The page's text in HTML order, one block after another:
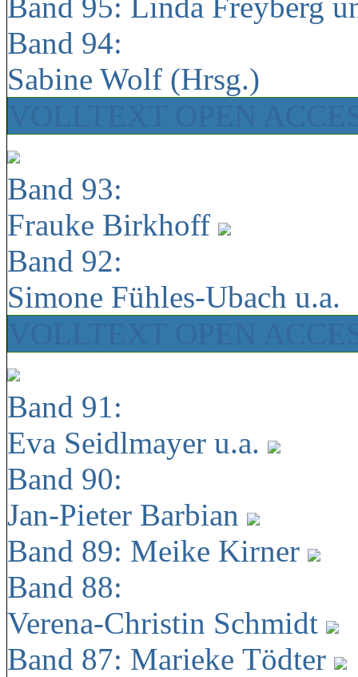
Band 94:
Sabine Wolf (Hrsg.)
Band 93:
Frauke Birkhoff
Band 92:
Simone Fühles-Ubach u.a.
Band 91:
Eva Seidlmayer u.a.
Band 90:
Jan-Pieter Barbian
Band 89: Meike Kirner
Band 88:
Verena-Christin Schmidt
Band 87: Marieke Tödter